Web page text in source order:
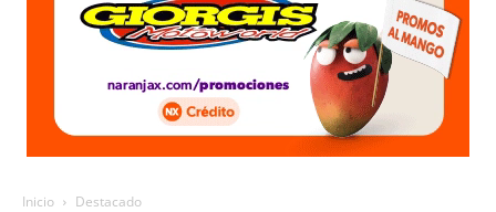
Inicio Destacado